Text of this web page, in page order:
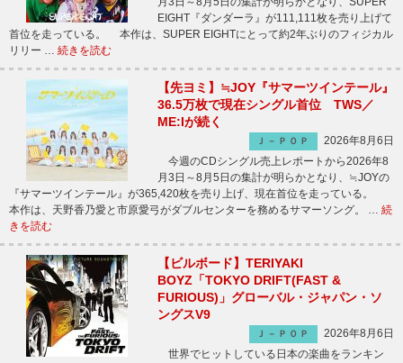
EIGHT『ダンダーラ』が111,111枚を売り上げて
首位を走っている。 本作は、SUPER EIGHTにとって約2年ぶりのフィジカル
リリー … 続きを読む
【先ヨミ】≒JOY『サマーツインテール』
36.5万枚で現在シングル首位 TWS／
ME:Iが続く
Ｊ－ＰＯＰ
2026年8月6日
今週のCDシングル売上レポートから2026年8
月3日～8月5日の集計が明らかとなり、≒JOYの
『サマーツインテール』が365,420枚を売り上げ、現在首位を走っている。
本作は、天野香乃愛と市原愛弓がダブルセンターを務めるサマーソング。 … 続
きを読む
【ビルボード】TERIYAKI
BOYZ「TOKYO DRIFT(FAST &
FURIOUS)」グローバル・ジャパン・ソ
ングスV9
Ｊ－ＰＯＰ
2026年8月6日
世界でヒットしている日本の楽曲をランキン